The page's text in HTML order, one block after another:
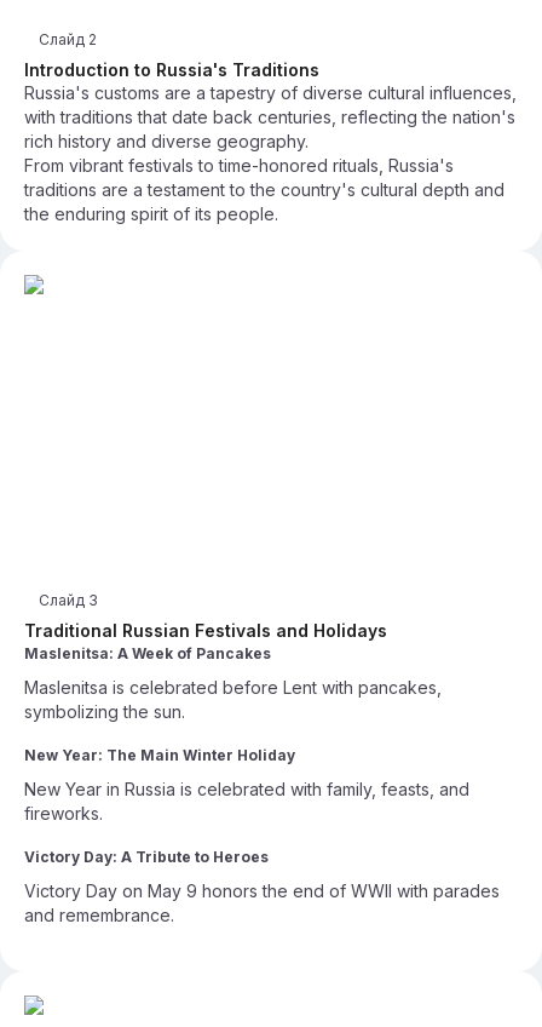
Introduction to Russia's Traditions
Слайд 2
Russia's customs are a tapestry of diverse cultural influences,
with traditions that date back centuries, reflecting the nation's
rich history and diverse geography.
From vibrant festivals to time-honored rituals, Russia's
traditions are a testament to the country's cultural depth and
the enduring spirit of its people.
Traditional Russian Festivals and Holidays
Слайд 3
Maslenitsa: A Week of Pancakes
Maslenitsa is celebrated before Lent with pancakes,
symbolizing the sun.
New Year: The Main Winter Holiday
New Year in Russia is celebrated with family, feasts, and
fireworks.
Victory Day: A Tribute to Heroes
Victory Day on May 9 honors the end of WWII with parades
and remembrance.